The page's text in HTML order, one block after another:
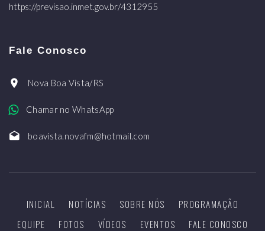
https://previsao.inmet.gov.br/4312955
Fale Conosco
Nova Boa Vista/RS
Chamar no WhatsApp
boavista.novafm@hotmail.com
INICIAL NOTÍCIAS SOBRE NÓS
PROGRAMAÇÃO
EQUIPE
FOTOS VÍDEOS EVENTOS FALE CONOSCO